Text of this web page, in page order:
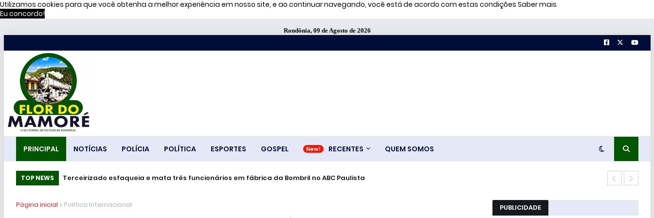
Utilizamos cookies para que você obtenha a melhor experiência em nosso site, e ao continuar navegando, você está de acordo com estas condições Saber mais
Eu concordo!
Rondônia, 09 de Agosto de 2026
PRINCIPAL NOTÍCIAS POLÍCIA POLÍTICA ESPORTES GOSPEL RECENTES QUEM SOMOS
TOP NEWS Terceirizado esfaqueia e mata três funcionários em fábrica da Bombril no ABC Paulista
Professor brasileiro de jiu-jítsu é preso pelo ICE nos EUA; alunos criam campanha por libertação
Página inicial Política Internacional PUBLICIDADE